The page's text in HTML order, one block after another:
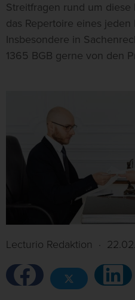
Streitfragen rund um
das Repertoire eines jeden
Insbesondere in
1365 BGB gerne von den
Lecturio Redaktion ·